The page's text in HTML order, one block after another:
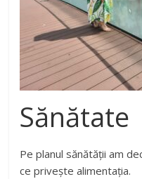
Sănătate
Pe planul sănătății am
ce privește alimentația.